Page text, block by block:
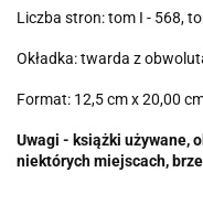
Liczba stron: tom I - 568,
Okładka: twarda z
Format: 12,5 cm x 20,00
Uwagi - książki używane,
niektórych miejscach,